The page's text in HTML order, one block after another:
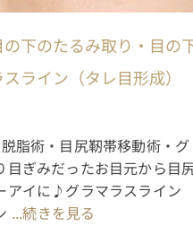
下のたるみ取り・目の
ライン（タレ目形成）
脂術・目尻靭帯移動術・グ
目ぎみだったお目元から目
アイに♪グラマラスライン
...続きを見る